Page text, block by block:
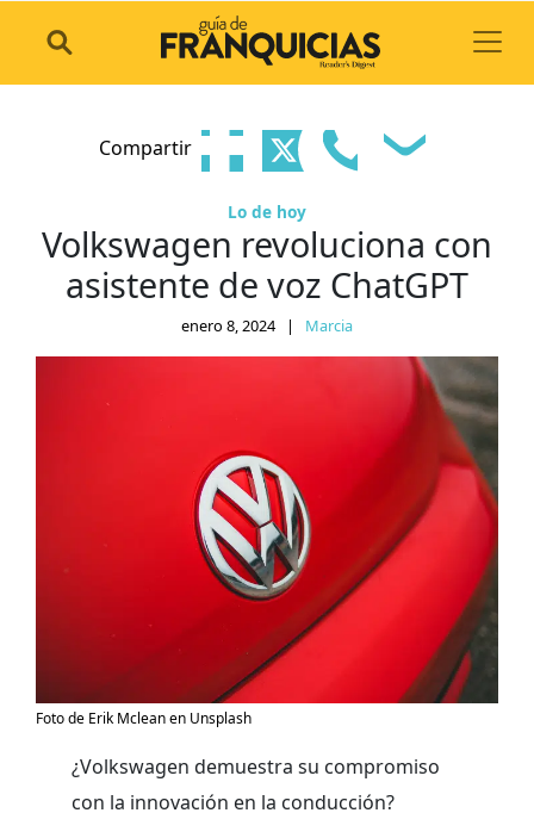
Compartir
Lo de hoy
Volkswagen revoluciona con
asistente de voz ChatGPT
enero 8, 2024 | Marcia
Foto de Erik Mclean en Unsplash
¿Volkswagen demuestra su compromiso
con la innovación en la conducción?